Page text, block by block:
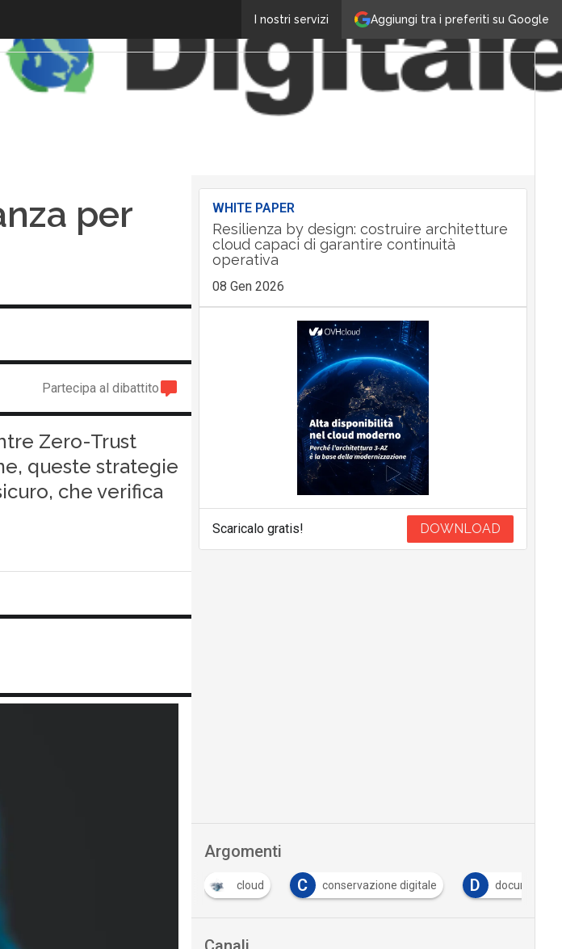
Aggiungi tra i preferiti su Google
I nostri servizi
per
Partecipa al dibattito
Zero-Trust
queste strategie
che verifica
WHITE PAPER
Resilienza by design: costruire architetture
cloud capaci di garantire continuità
operativa
08 Gen 2026
Scaricalo gratis! DOWNLOAD
Argomenti
cloud C conservazione digitale D documento